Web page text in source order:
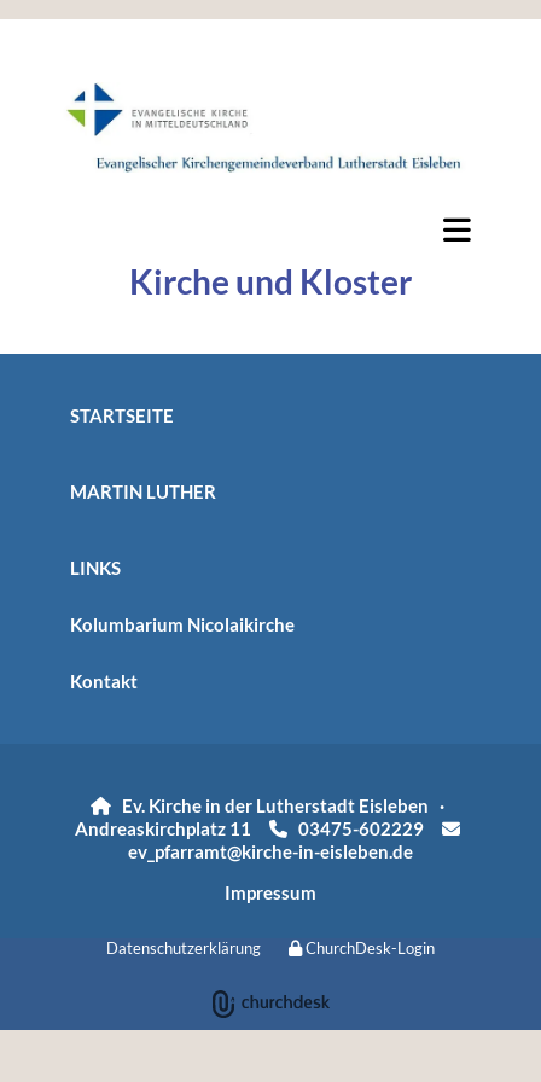
Kirche und Kloster
STARTSEITE
MARTIN LUTHER
LINKS
Kolumbarium Nicolaikirche
Kontakt
Ev. Kirche in der Lutherstadt Eisleben ·
Andreaskirchplatz 11
03475-602229 
ev_pfarramt@kirche-in-eisleben.de
Impressum
Datenschutzerklärung ChurchDesk-Login